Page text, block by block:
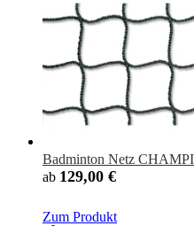
Badminton Netz
ab 129,00 €
Zum Produkt